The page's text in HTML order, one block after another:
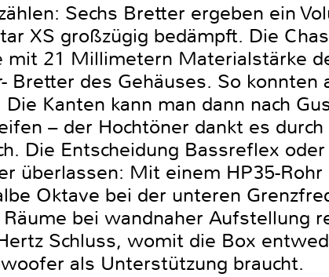
Sechs Bretter ergeben ein
XS großzügig bedämpft. Die
mit 21 Millimetern Materialstärke
Bretter des Gehäuses. So konnten
Kanten kann man dann nach
– der Hochtöner dankt es
Die Entscheidung Bassreflex
überlassen: Mit einem HP35-
Oktave bei der unteren
bei wandnaher Aufstellung
Schluss, womit die Box
als Unterstützung braucht.